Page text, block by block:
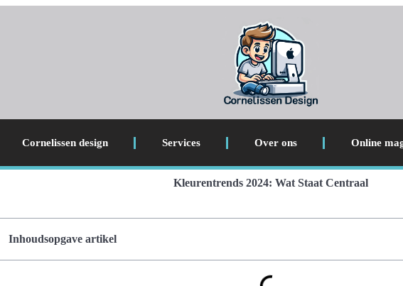
Cornelissen design Services Over ons Online
Kleurentrends 2024: Wat Staat Centraal
Inhoudsopgave artikel